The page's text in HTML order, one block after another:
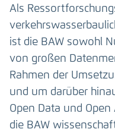
Als
ist die BAW sowohl
von großen
Rahmen der
und um darüber
Open Data und
die BAW